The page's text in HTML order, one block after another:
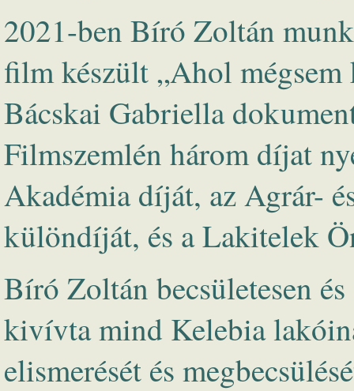
2021-ben Bíró Zoltán
film készült „Ahol
Bácskai Gabriella
Filmszemlén három díjat
Akadémia díját, az Agrár-
különdíját, és a Lakitelek
Bíró Zoltán becsületesen
kivívta mind Kelebia
elismerését és